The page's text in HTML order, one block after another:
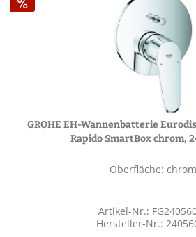
GROHE EH-Wannenbatterie
Rapido SmartBox chrom,
Oberfläche: chrom
Artikel-Nr.:
Hersteller-Nr.: